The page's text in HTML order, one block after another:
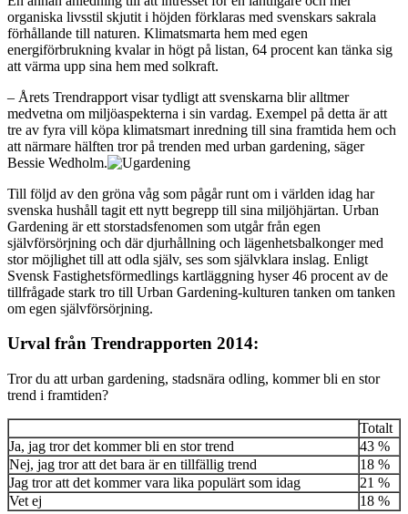
organiska livsstil skjutit i höjden förklaras med svenskars sakrala
förhållande till naturen. Klimatsmarta hem med egen
energiförbrukning kvalar in högt på listan, 64 procent kan tänka sig
att värma upp sina hem med solkraft.
– Årets Trendrapport visar tydligt att svenskarna blir alltmer
medvetna om miljöaspekterna i sin vardag. Exempel på detta är att
tre av fyra vill köpa klimatsmart inredning till sina framtida hem och
att närmare hälften tror på trenden med urban gardening, säger
Bessie Wedholm.
Till följd av den gröna våg som pågår runt om i världen idag har
svenska hushåll tagit ett nytt begrepp till sina miljöhjärtan. Urban
Gardening är ett storstadsfenomen som utgår från egen
självförsörjning och där djurhållning och lägenhetsbalkonger med
stor möjlighet till att odla själv, ses som självklara inslag. Enligt
Svensk Fastighetsförmedlings kartläggning hyser 46 procent av de
tillfrågade stark tro till Urban Gardening-kulturen tanken om tanken
om egen självförsörjning.
Urval från Trendrapporten 2014:
Tror du att urban gardening, stadsnära odling, kommer bli en stor
trend i framtiden?
Totalt
Ja, jag tror det kommer bli en stor trend
43 %
Nej, jag tror att det bara är en tillfällig trend
18 %
Jag tror att det kommer vara lika populärt som idag
21 %
Vet ej
18 %